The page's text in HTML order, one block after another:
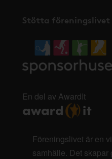
Stötta föreningslivet
En del av AwardIt
Föreningslivet är en
samhälle. Det skapar